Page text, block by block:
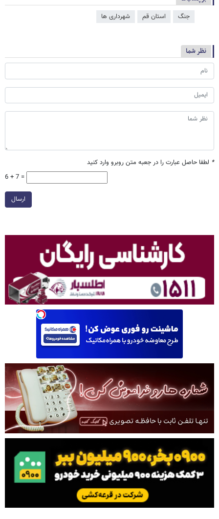
جنگ استان قم شهرداری ها
نظر شما
* لطفا حاصل عبارت را در جعبه متن روبرو وارد کنید
6 + 7 =
ارسال